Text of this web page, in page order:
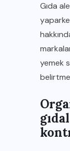
Gıda
yemek